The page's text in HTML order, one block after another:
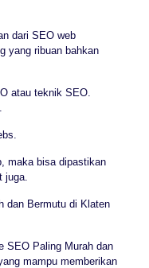
dari SEO web
yang ribuan bahkan
atau teknik SEO.
maka bisa dipastikan
juga.
dan Bermutu di Klaten
SEO Paling Murah dan
mampu memberikan